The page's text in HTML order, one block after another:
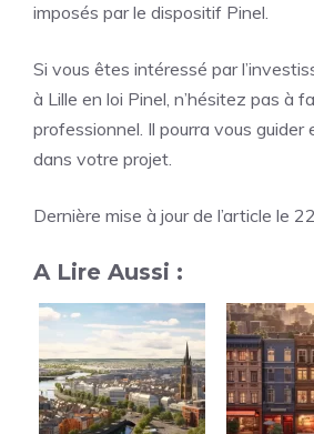
imposés par le dispositif Pinel.
Si vous êtes intéressé par
à Lille en loi Pinel, n’hésitez pas à
professionnel. Il pourra vous guider
dans votre projet.
Dernière mise à jour de l’article le
A Lire Aussi :